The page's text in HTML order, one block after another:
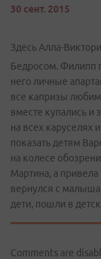
30 сент. 2015
Здесь Алла-
Бедросом. Филипп
него личные
все капризы
вместе купались и
на всех каруселях
показать детям
на колесе
Мартина, а
вернулся с
дети, пошли в
Comments are